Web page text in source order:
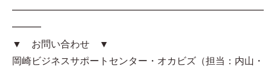
━━━━━━━━━━━━━━━━━━━━━━━━━━
━━━
▼ お問い合わせ ▼
岡崎ビジネスサポートセンター・オカビズ（担当：内山・